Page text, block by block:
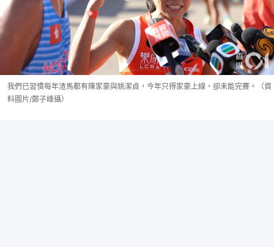
我們已習慣每年渣馬都有陳家豪與姚潔貞，今年只得家豪上線，卻未能完賽。（資
料圖片/鄭子峰攝）